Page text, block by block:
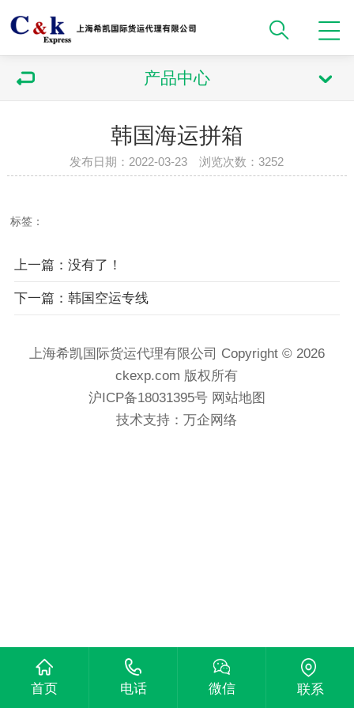
产品中心
韩国海运拼箱
发布日期：2022-03-23 浏览次数：3252
标签：
上一篇：没有了！
下一篇：韩国空运专线
上海希凯国际货运代理有限公司 Copyright © 2026
ckexp.com 版权所有
沪ICP备18031395号 网站地图
技术支持：万企网络
首页 电话 微信 联系